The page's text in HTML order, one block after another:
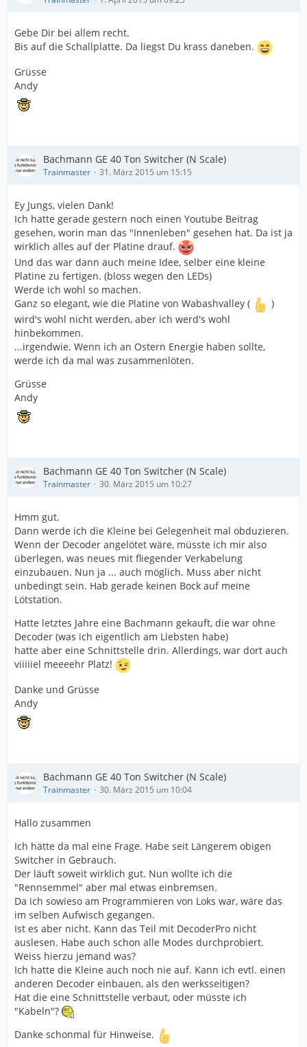
Gebe Dir bei allem recht.
Bis auf die Schallplatte. Da liegst Du krass daneben.
Grüsse
Andy
Bachmann GE 40 Ton Switcher (N Scale)
Trainmaster 31. März 2015 um 15:15
Ey Jungs, vielen Dank!
Ich hatte gerade gestern noch einen Youtube Beitrag
gesehen, worin man das "Innenleben" gesehen hat. Da ist ja
wirklich alles auf der Platine drauf.
Und das war dann auch meine Idee, selber eine kleine
Platine zu fertigen. (bloss wegen den LEDs)
Werde ich wohl so machen.
Ganz so elegant, wie die Platine von Wabashvalley (
)
wird's wohl nicht werden, aber ich werd's wohl
hinbekommen.
...irgendwie. Wenn ich an Ostern Energie haben sollte,
werde ich da mal was zusammenlöten.
Grüsse
Andy
Bachmann GE 40 Ton Switcher (N Scale)
Trainmaster 30. März 2015 um 10:27
Hmm gut.
Dann werde ich die Kleine bei Gelegenheit mal obduzieren.
Wenn der Decoder angelötet wäre, müsste ich mir also
überlegen, was neues mit fliegender Verkabelung
einzubauen. Nun ja ... auch möglich. Muss aber nicht
unbedingt sein. Hab gerade keinen Bock auf meine
Lötstation.
Hatte letztes Jahre eine Bachmann gekauft, die war ohne
Decoder (was ich eigentlich am Liebsten habe)
hatte aber eine Schnittstelle drin. Allerdings, war dort auch
viiiiiel meeeehr Platz!
Danke und Grüsse
Andy
Bachmann GE 40 Ton Switcher (N Scale)
Trainmaster 30. März 2015 um 10:04
Hallo zusammen
Ich hätte da mal eine Frage. Habe seit Längerem obigen
Switcher in Gebrauch.
Der läuft soweit wirklich gut. Nun wollte ich die
"Rennsemmel" aber mal etwas einbremsen.
Da ich sowieso am Programmieren von Loks war, wäre das
im selben Aufwisch gegangen.
Ist es aber nicht. Kann das Teil mit DecoderPro nicht
auslesen. Habe auch schon alle Modes durchprobiert.
Weiss hierzu jemand was?
Ich hatte die Kleine auch noch nie auf. Kann ich evtl. einen
anderen Decoder einbauen, als den werksseitigen?
Hat die eine Schnittstelle verbaut, oder müsste ich
"Kabeln"?
Danke schonmal für Hinweise.